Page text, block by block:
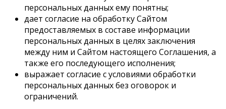
персональных данных ему понятны;
дает согласие на обработку Сайтом
предоставляемых в составе информации
персональных данных в целях заключения
между ним и Сайтом настоящего Соглашения, а
также его последующего исполнения;
выражает согласие с условиями обработки
персональных данных без оговорок и
ограничений.